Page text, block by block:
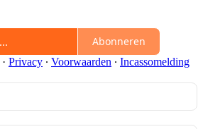
Abonneren
· Privacy ∙ Voorwaarden ∙ Incassomelding